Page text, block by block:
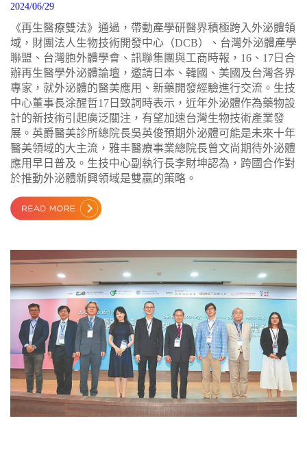
2024/06/29
《再生醫療雙法》通過，帶動產學研醫界積極跨入外泌體領
域，財團法人生物技術開發中心（DCB）、台灣外泌體產學
聯盟、台灣胞外體學會、訊聯集團與工商時報，16、17日合
辦再生醫學外泌體論壇，邀請日本、韓國、美國及台灣各界
專家，就外泌體的醫美應用、新藥開發經驗進行交流。生技
中心董事長涂醒哲17日致詞時表示，近年外泌體作為藥物設
計的新技術引起廣泛關注，有望加速台灣生物技術產業發
展。英爵醫美診所總院長吳英俊預期外泌體可能是未來十年
醫美領域的大主流，雅丰醫療事業總院長曾文尚期待外泌體
應用早日普及。生技中心副執行長李財坤認為，跨國合作對
於推動外泌體新興領域是雙贏的策略。